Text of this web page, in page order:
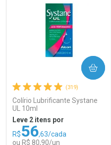
Por R$ 879,00/cada
(319)
Colírio Lubrificante Systane
UL 10ml
Leve 2 itens por
R$56,63/cada
ou R$ 80,90/un
COMPRAR